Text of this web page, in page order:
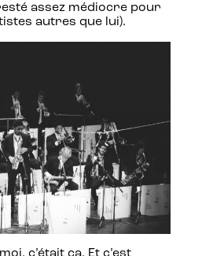
assez médiocre pour
autres que lui).